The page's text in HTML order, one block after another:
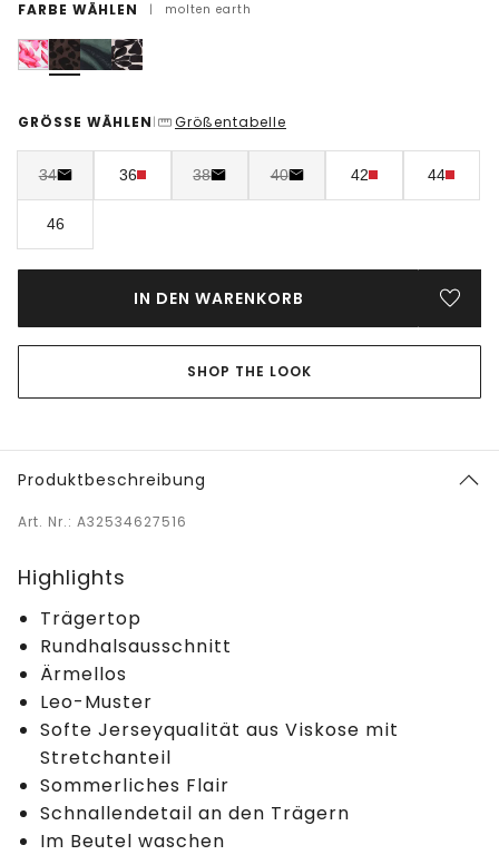
FARBE WÄHLEN | molten earth
GRÖSSE WÄHLEN | Größentabelle
34 36 38 40 42 44
46
IN DEN WARENKORB
SHOP THE LOOK
Produktbeschreibung
Art. Nr.: A32534627516
Highlights
Trägertop
Rundhalsausschnitt
Ärmellos
Leo-Muster
Softe Jerseyqualität aus Viskose mit
Stretchanteil
Sommerliches Flair
Schnallendetail an den Trägern
Im Beutel waschen